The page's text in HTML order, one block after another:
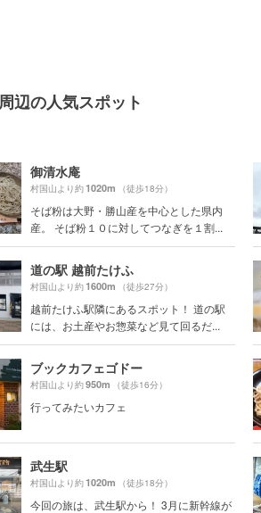
辺の人気スポット
御清水庵
村国山より約1020m （徒歩18分）
そば粉は大野・勝山産を中心とした県内
産。 そば粉１０に対してつなぎを１割...
道の駅 越前たけふ
村国山より約1600m （徒歩27分）
越前たけふ駅隣にあるスポット！ 道の駅
には、お土産やお惣菜など見て回るだ...
ブックカフェゴドー
村国山より約950m （徒歩16分）
行ってみたいカフェ
武生駅
村国山より約1020m （徒歩18分）
今回の旅は、武生駅から！ 3月に新幹線が